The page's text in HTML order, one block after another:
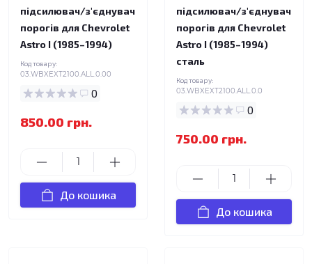
підсилювач/з'єднувач
порогів для Chevrolet
Astro I (1985–1994)
Код товару:
03.WBXEXT2100.ALL.0.00
0
850.00 грн.
До кошика
підсилювач/з'єднувач
порогів для Chevrolet
Astro I (1985–1994)
сталь
Код товару:
03.WBXEXT2100.ALL.0.0
0
750.00 грн.
До кошика